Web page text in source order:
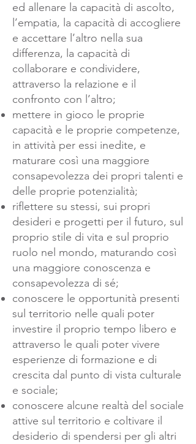
ed allenare la capacità di ascolto,
l’empatia, la capacità di accogliere
e accettare l’altro nella sua
differenza, la capacità di
collaborare e condividere,
attraverso la relazione e il
confronto con l’altro;
mettere in gioco le proprie
capacità e le proprie competenze,
in attività per essi inedite, e
maturare così una maggiore
consapevolezza dei propri talenti e
delle proprie potenzialità;
riflettere su stessi, sui propri
desideri e progetti per il futuro, sul
proprio stile di vita e sul proprio
ruolo nel mondo, maturando così
una maggiore conoscenza e
consapevolezza di sé;
conoscere le opportunità presenti
sul territorio nelle quali poter
investire il proprio tempo libero e
attraverso le quali poter vivere
esperienze di formazione e di
crescita dal punto di vista culturale
e sociale;
conoscere alcune realtà del sociale
attive sul territorio e coltivare il
desiderio di spendersi per gli altri